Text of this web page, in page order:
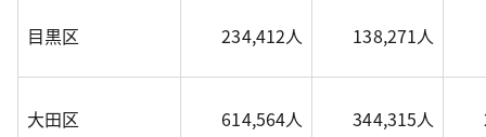
目黒区 234,412人 138,271人
大田区 614,564人 344,315人